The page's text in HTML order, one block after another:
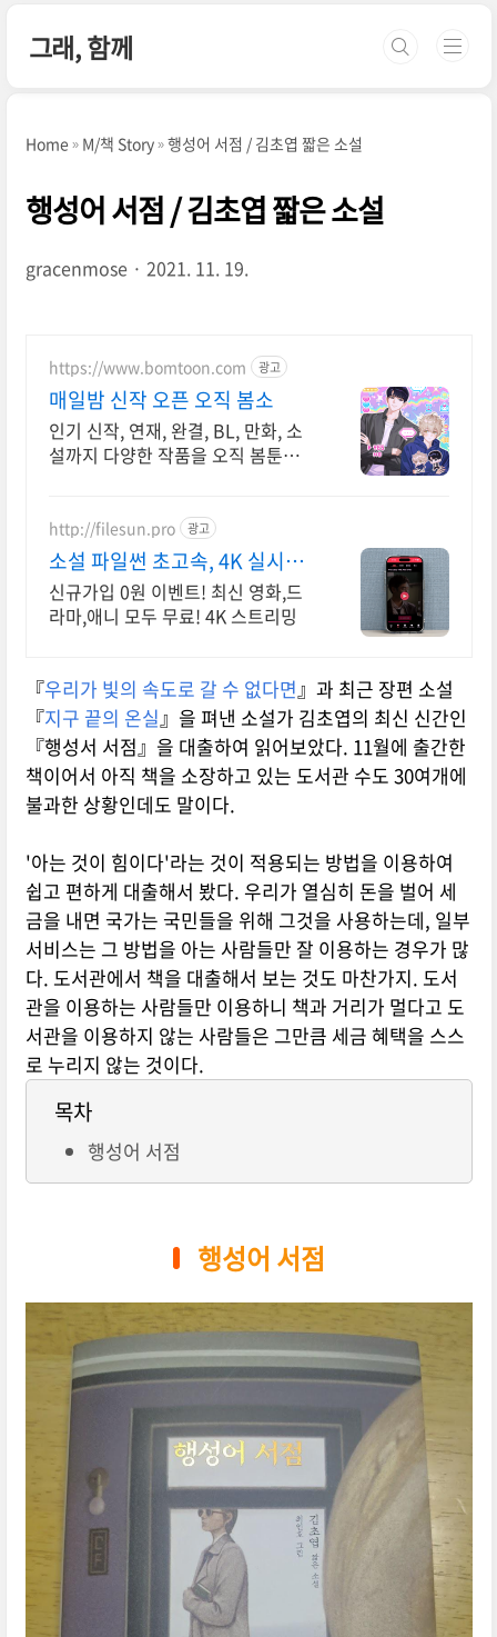
그래, 함께
Home M/책 Story 행성어 서점 / 김초엽 짧은 소설
행성어 서점 / 김초엽 짧은 소설
gracenmose 2021. 11. 19.
https://www.bomtoon.com 광고
매일밤 신작 오픈 오직 봄소
인기 신작, 연재, 완결, BL, 만화, 소
설까지 다양한 작품을 오직 봄툰에서
http://filesun.pro 광고
소설 파일썬 초고속, 4K 실시간
보기!
신규가입 0원 이벤트! 최신 영화,드
라마,애니 모두 무료! 4K 스트리밍
『우리가 빛의 속도로 갈 수 없다면』과 최근 장편 소설
『지구 끝의 온실』을 펴낸 소설가 김초엽의 최신 신간인
『행성서 서점』을 대출하여 읽어보았다. 11월에 출간한
책이어서 아직 책을 소장하고 있는 도서관 수도 30여개에
불과한 상황인데도 말이다.
'아는 것이 힘이다'라는 것이 적용되는 방법을 이용하여
쉽고 편하게 대출해서 봤다. 우리가 열심히 돈을 벌어 세
금을 내면 국가는 국민들을 위해 그것을 사용하는데, 일부
서비스는 그 방법을 아는 사람들만 잘 이용하는 경우가 많
다. 도서관에서 책을 대출해서 보는 것도 마찬가지. 도서
관을 이용하는 사람들만 이용하니 책과 거리가 멀다고 도
서관을 이용하지 않는 사람들은 그만큼 세금 혜택을 스스
로 누리지 않는 것이다.
목차
행성어 서점
행성어 서점